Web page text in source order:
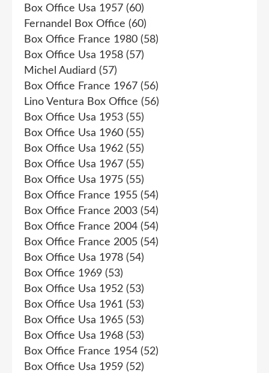
Box Office Usa 1957 (60)
Fernandel Box Office (60)
Box Office France 1980 (58)
Box Office Usa 1958 (57)
Michel Audiard (57)
Box Office France 1967 (56)
Lino Ventura Box Office (56)
Box Office Usa 1953 (55)
Box Office Usa 1960 (55)
Box Office Usa 1962 (55)
Box Office Usa 1967 (55)
Box Office Usa 1975 (55)
Box Office France 1955 (54)
Box Office France 2003 (54)
Box Office France 2004 (54)
Box Office France 2005 (54)
Box Office Usa 1978 (54)
Box Office 1969 (53)
Box Office Usa 1952 (53)
Box Office Usa 1961 (53)
Box Office Usa 1965 (53)
Box Office Usa 1968 (53)
Box Office France 1954 (52)
Box Office Usa 1959 (52)